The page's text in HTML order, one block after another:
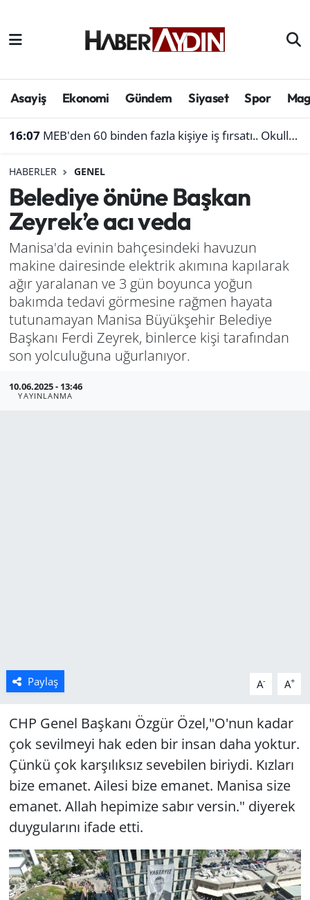
Asayiş Ekonomi Gündem Siyaset Spor
16:07 MEB'den 60 binden fazla kişiye iş fırsatı.. Okullara personel alınacak
HABERLER GENEL
Belediye önüne Başkan
Zeyrek’e acı veda
Manisa'da evinin bahçesindeki havuzun
makine dairesinde elektrik akımına kapılarak
ağır yaralanan ve 3 gün boyunca yoğun
bakımda tedavi görmesine rağmen hayata
tutunamayan Manisa Büyükşehir Belediye
Başkanı Ferdi Zeyrek, binlerce kişi tarafından
son yolculuğuna uğurlanıyor.
10.06.2025 - 13:46
YAYINLANMA
Paylaş A- A+
CHP Genel Başkanı Özgür Özel,"O'nun kadar
çok sevilmeyi hak eden bir insan daha yoktur.
Çünkü çok karşılıksız sevebilen biriydi. Kızları
bize emanet. Ailesi bize emanet. Manisa size
emanet. Allah hepimize sabır versin." diyerek
duygularını ifade etti.
Afyonkarahisar
Çevre
Genel
Haber
Izmir
Kütahya
Manisa
Aydın Hava Durumu
Süper Lig Puan Durumu ve Fikstür
Son Dakika Haberleri
Haber Arşivi